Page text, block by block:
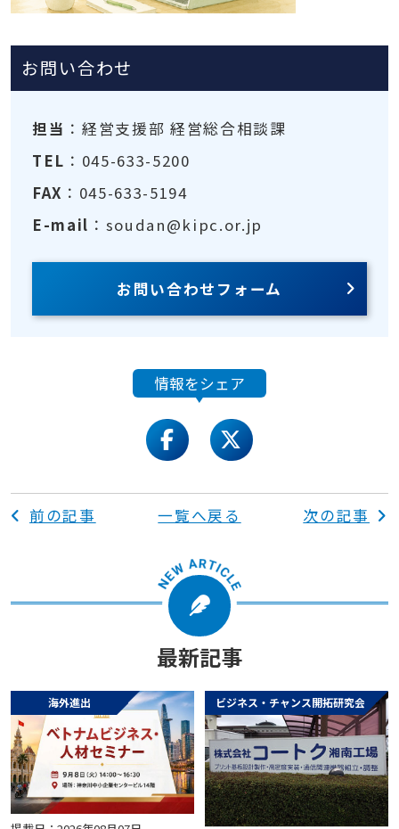
お問い合わせ
担当 ：経営支援部 経営総合相談課
TEL ：045-633-5200
FAX ：045-633-5194
E-mail ：soudan@kipc.or.jp
お問い合わせフォーム
情報をシェア
facebooktwitter
前の記事 一覧へ戻る 次の記事
最新記事
海外進出 ビジネス・チャンス開拓研究会